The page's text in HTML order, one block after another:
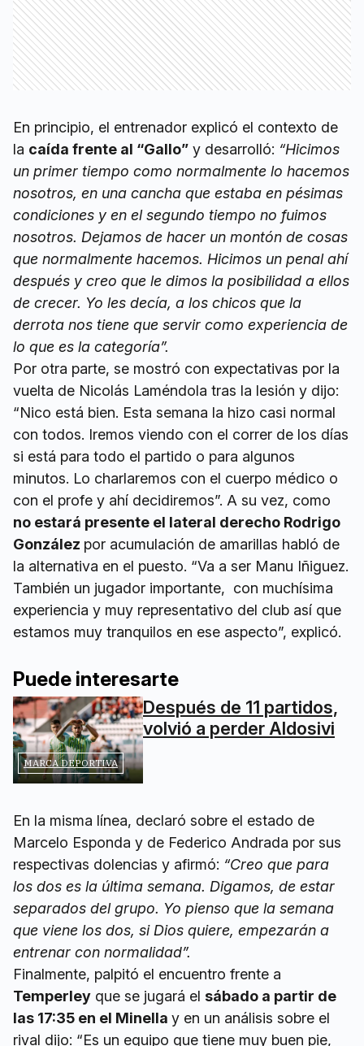
En principio, el entrenador explicó el contexto de
la caída frente al “Gallo” y desarrolló: “Hicimos
un primer tiempo como normalmente lo hacemos
nosotros, en una cancha que estaba en pésimas
condiciones y en el segundo tiempo no fuimos
nosotros. Dejamos de hacer un montón de cosas
que normalmente hacemos. Hicimos un penal ahí
después y creo que le dimos la posibilidad a ellos
de crecer. Yo les decía, a los chicos que la
derrota nos tiene que servir como experiencia de
lo que es la categoría”.
Por otra parte, se mostró con expectativas por la
vuelta de Nicolás Laméndola tras la lesión y dijo:
“Nico está bien. Esta semana la hizo casi normal
con todos. Iremos viendo con el correr de los días
si está para todo el partido o para algunos
minutos. Lo charlaremos con el cuerpo médico o
con el profe y ahí decidiremos”. A su vez, como
no estará presente el lateral derecho Rodrigo
González por acumulación de amarillas habló de
la alternativa en el puesto. “Va a ser Manu Iñiguez.
También un jugador importante, con muchísima
experiencia y muy representativo del club así que
estamos muy tranquilos en ese aspecto”, explicó.
Puede interesarte
MARCA DEPORTIVA
Después de 11 partidos,
volvió a perder Aldosivi
En la misma línea, declaró sobre el estado de
Marcelo Esponda y de Federico Andrada por sus
respectivas dolencias y afirmó: “Creo que para
los dos es la última semana. Digamos, de estar
separados del grupo. Yo pienso que la semana
que viene los dos, si Dios quiere, empezarán a
entrenar con normalidad”.
Finalmente, palpitó el encuentro frente a
Temperley que se jugará el sábado a partir de
las 17:35 en el Minella y en un análisis sobre el
rival dijo: “Es un equipo que tiene muy buen pie,